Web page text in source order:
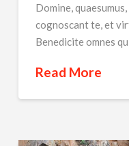
Domine,
cognoscant te, et
Benedicite omnes
Read More